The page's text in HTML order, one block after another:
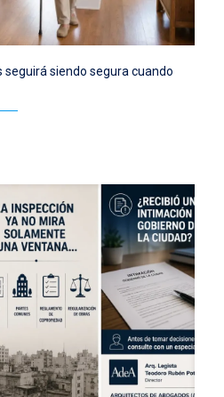
seguirá siendo segura cuando